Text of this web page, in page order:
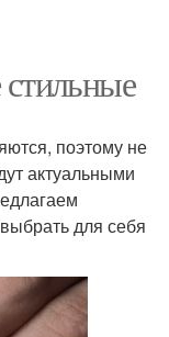
поэтому не
актуальными
для себя